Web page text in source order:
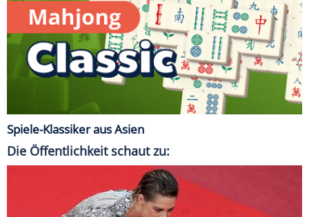
Spiele-Klassiker aus Asien
Die Öffentlichkeit schaut zu: